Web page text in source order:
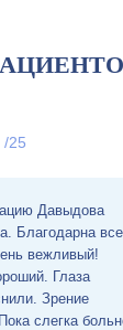
/25
Давыдова
Благодарна
вежливый!
Глаза
Зрение
слегка